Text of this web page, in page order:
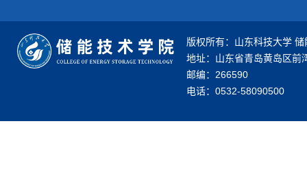
版权所有：山东科技大学
地址：山东省青岛黄岛区前
邮编：266590
电话：0532-58090500